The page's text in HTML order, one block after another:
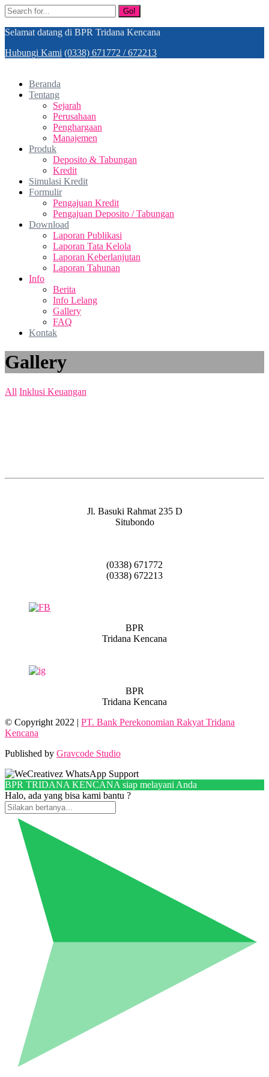
Go!
Selamat datang di BPR Tridana Kencana
Hubungi Kami (0338) 671772 / 672213
Beranda
Tentang
Sejarah
Perusahaan
Penghargaan
Manajemen
Produk
Deposito & Tabungan
Kredit
Simulasi Kredit
Formulir
Pengajuan Kredit
Pengajuan Deposito / Tabungan
Download
Laporan Publikasi
Laporan Tata Kelola
Laporan Keberlanjutan
Laporan Tahunan
Info
Berita
Info Lelang
Gallery
FAQ
Kontak
Gallery
All Inklusi Keuangan
Jl. Basuki Rahmat 235 D
Situbondo
(0338) 671772
(0338) 672213
BPR
Tridana Kencana
BPR
Tridana Kencana
© Copyright 2022 | PT. Bank Perekonomian Rakyat Tridana
Kencana
Published by Gravcode Studio
BPR TRIDANA KENCANA siap melayani Anda
Halo, ada yang bisa kami bantu ?